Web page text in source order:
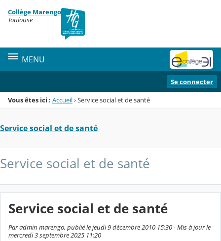
Menu de la rubrique
Contenu
Collège Marengo
Toulouse
MENU
Se connecter
Vous êtes ici : Accueil›Service social et de santé
Service social et de santé
Service social et de santé
Service social et de santé
Par admin marengo, publié le jeudi 9 décembre 2010 15:30 - Mis à jour le
mercredi 3 septembre 2025 11:20